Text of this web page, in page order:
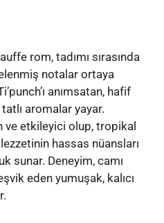
rom, tadımı sırasında
notalar ortaya
anımsatan, hafif
aromalar yayar.
ve etkileyici olup, tropikal
hassas nüansları
sunar. Deneyim, camı
eden yumuşak, kalıcı